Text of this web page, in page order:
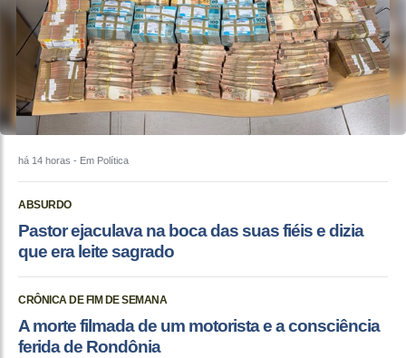
há 14 horas - Em Política
ABSURDO
Pastor ejaculava na boca das suas fiéis e dizia
que era leite sagrado
CRÔNICA DE FIM DE SEMANA
A morte filmada de um motorista e a consciência
ferida de Rondônia